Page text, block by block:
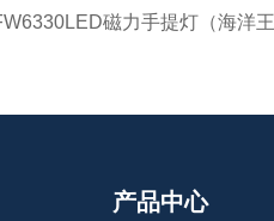
磁力手提灯（海洋王）
产品中心